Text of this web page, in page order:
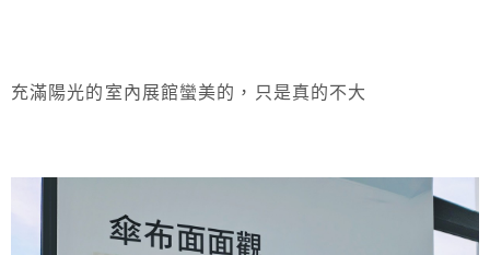
充滿陽光的室內展館蠻美的，只是真的不大